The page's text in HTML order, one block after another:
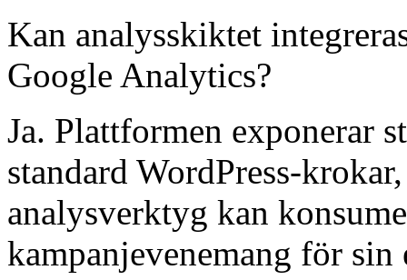
Kan analysskiktet
Google Analytics?
Ja. Plattformen exponerar
standard WordPress-
analysverktyg kan
kampanjevenemang för